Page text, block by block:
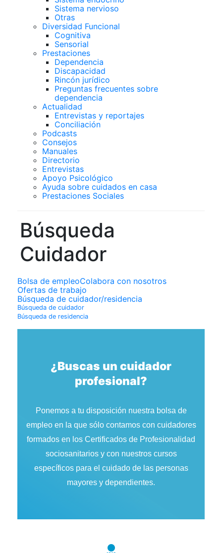
Sistema nervioso
Otras
Diversidad Funcional
Cognitiva
Sensorial
Prestaciones
Dependencia
Discapacidad
Rincón jurídico
Preguntas frecuentes sobre
dependencia
Actualidad
Entrevistas y reportajes
Conciliación
Podcasts
Consejos
Manuales
Directorio
Entrevistas
Apoyo Psicológico
Ayuda sobre cuidados en casa
Prestaciones Sociales
Búsqueda
Cuidador
Bolsa de empleoColabora con nosotros
Ofertas de trabajo
Búsqueda de cuidador/residencia
Búsqueda de cuidador
Búsqueda de residencia
¿Buscas un cuidador
profesional?
Ponemos a tu disposición nuestra bolsa de
empleo en la que sólo contamos con cuidadores
formados en los Certificados de Profesionalidad
sociosanitarios y con nuestros cursos
específicos para el cuidado de las personas
mayores y dependientes.